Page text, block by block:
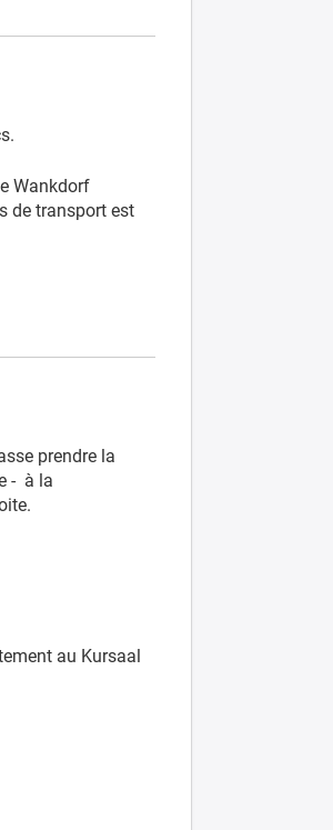
Wankdorf
de transport est
prendre la
- à la
au Kursaal